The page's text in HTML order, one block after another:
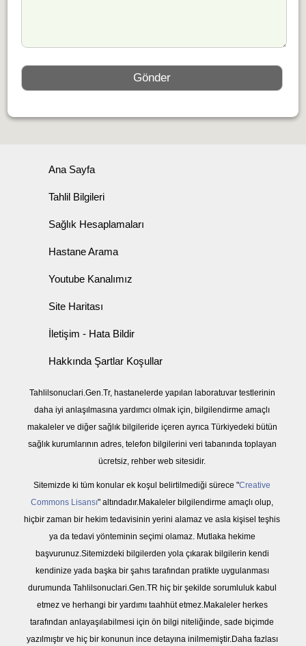
Ana Sayfa
Tahlil Bilgileri
Sağlık Hesaplamaları
Hastane Arama
Youtube Kanalımız
Site Haritası
İletişim - Hata Bildir
Hakkında Şartlar Koşullar
Tahlilsonuclari.Gen.Tr, hastanelerde yapılan laboratuvar testlerinin
daha iyi anlaşılmasına yardımcı olmak için, bilgilendirme amaçlı
makaleler ve diğer sağlık bilgileride içeren ayrıca Türkiyedeki bütün
sağlık kurumlarının adres, telefon bilgilerini veri tabanında toplayan
ücretsiz, rehber web sitesidir.
Sitemizde ki tüm konular ek koşul belirtilmediği sürece "Creative
Commons Lisansı" altındadır.Makaleler bilgilendirme amaçlı olup,
hiçbir zaman bir hekim tedavisinin yerini alamaz ve asla kişisel teşhis
ya da tedavi yönteminin seçimi olamaz. Mutlaka hekime
başvurunuz.Sitemizdeki bilgilerden yola çıkarak bilgilerin kendi
kendinize yada başka bir şahıs tarafından pratikte uygulanması
durumunda Tahlilsonuclari.Gen.TR hiç bir şekilde sorumluluk kabul
etmez ve herhangi bir yardımı taahhüt etmez.Makaleler herkes
tarafından anlayaşılabilmesi için ön bilgi niteliğinde, sade biçimde
yazılmıştır ve hiç bir konunun ince detayına inilmemiştir.Daha fazlası